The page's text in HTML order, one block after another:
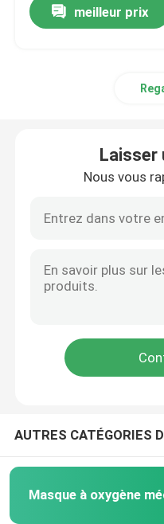
Produits
meilleur prix
Laisser
Nous vous
AUTRES CATÉGORIES
Masque à oxygène